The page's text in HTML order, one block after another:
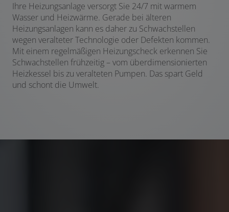
Ihre Heizungsanlage versorgt Sie 24/7 mit warmem
Wasser und Heizwärme. Gerade bei älteren
Heizungsanlagen kann es daher zu Schwachstellen
wegen veralteter Technologie oder Defekten kommen.
Mit einem regelmäßigen Heizungscheck erkennen Sie
Schwachstellen frühzeitig – vom überdimensionierten
Heizkessel bis zu veralteten Pumpen. Das spart Geld
und schont die Umwelt.